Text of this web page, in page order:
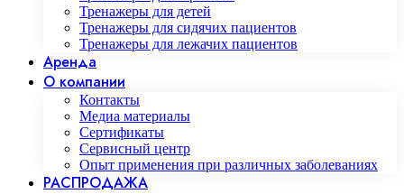
Тренажеры для детей
Тренажеры для сидячих пациентов
Тренажеры для лежачих пациентов
Аренда
О компании
Контакты
Медиа материалы
Сертификаты
Сервисный центр
Опыт применения при различных заболеваниях
РАСПРОДАЖА